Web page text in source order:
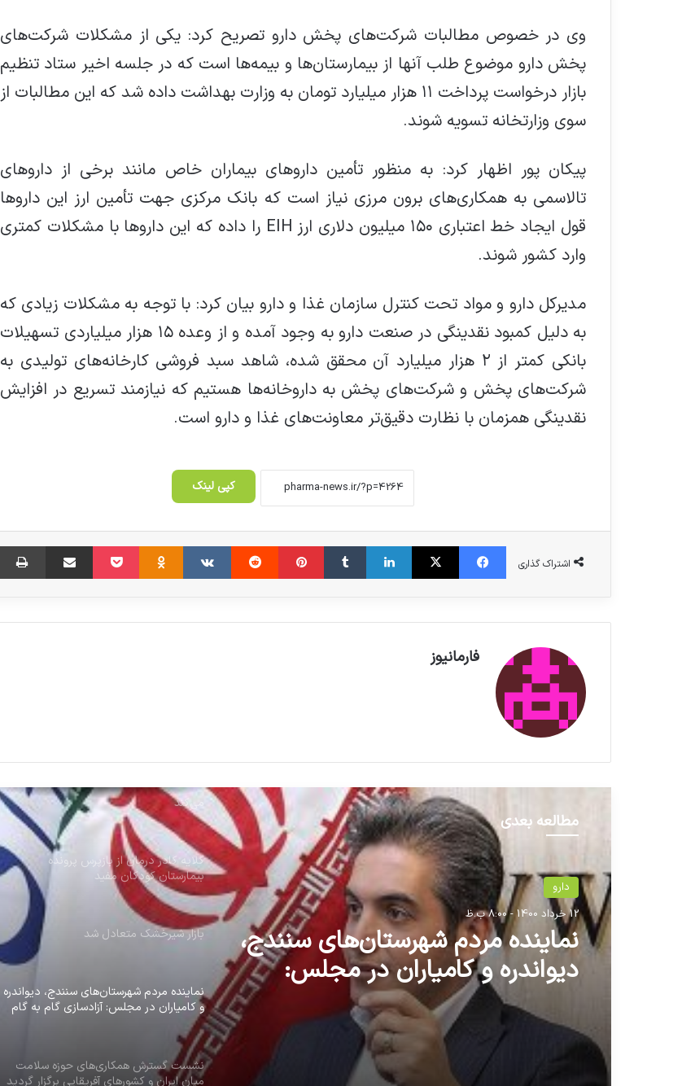
وی در خصوص مطالبات شرکت‌های پخش دارو تصریح کرد: یکی از مشکلات شرکت‌های
پخش دارو موضوع طلب آنها از بیمارستان‌ها و بیمه‌ها است که در جلسه اخیر ستاد تنظیم
بازار درخواست پرداخت ۱۱ هزار میلیارد تومان به وزارت بهداشت داده شد که این مطالبات از
سوی وزارتخانه تسویه شوند.
پیکان پور اظهار کرد: به منظور تأمین داروهای بیماران خاص مانند برخی از داروهای
تالاسمی به همکاری‌های برون مرزی نیاز است که بانک مرکزی جهت تأمین ارز این داروها
قول ایجاد خط اعتباری ۱۵۰ میلیون دلاری ارز EIH را داده که این داروها با مشکلات کمتری
وارد کشور شوند.
مدیرکل دارو و مواد تحت کنترل سازمان غذا و دارو بیان کرد: با توجه به مشکلات زیادی که
به دلیل کمبود نقدینگی در صنعت دارو به وجود آمده و از وعده ۱۵ هزار میلیاردی تسهیلات
بانکی کمتر از ۲ هزار میلیارد آن محقق شده، شاهد سبد فروشی کارخانه‌های تولیدی به
شرکت‌های پخش و شرکت‌های پخش به داروخانه‌ها هستیم که نیازمند تسریع در افزایش
نقدینگی همزمان با نظارت دقیق‌تر معاونت‌های غذا و دارو است.
کپی لینک
اشتراک گذاری
فیس بوک X لینکدین ‫تامبلر ‫پین‌ترست ‫رددیت ‫VKontakte
‫Odnoklassniki پاکت اشتراک گذاری از طریق ایمیل
فارمانیوز
مطالعه بعدی
دارو
12 خرداد 1400 - 8:00 ب.ظ
نماینده مردم شهرستان‌های سنندج،
دیواندره و کامیاران در مجلس:
آزادسازی گام به گام نرخ ارز دارویی
در صورت آماده سازی زیرساخت ها،
گریزناپذیر است
نماینده مردم شهرستان‌های سنندج، دیواندره
و کامیاران در مجلس: آزادسازی گام به گام
حمایت از تولید با حضور میدانی معنا پیدا
می‌کند
گلایه کادر درمان از بازپرس پرونده
بیمارستان کودکان مفید
بازار شیرخشک متعادل شد
نماینده مردم شهرستان‌های سنندج، دیواندره
و کامیاران در مجلس: آزادسازی گام به گام
نرخ ارز دارویی در صورت آماده سازی
زیرساخت ها، گریزناپذیر است
نشست گسترش همکاری‌های حوزه سلامت
میان ایران و کشورهای آفریقایی برگزار گردید